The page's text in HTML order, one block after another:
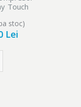
Touch
stoc)
Lei